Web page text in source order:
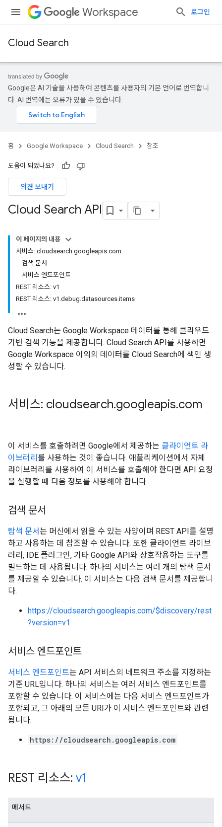
Workspace 로그인
Cloud Search
Google은 AI 기술을 사용하여 콘텐츠를 사용자의 기본 언어로 번역합니
다. AI 번역에는 오류가 있을 수 있습니다.
홈 Google Workspace Cloud Search 참조
도움이 되었나요?
의견 보내기
Cloud Search API
이 페이지의 내용
서비스: cloudsearch.googleapis.com
검색 문서
서비스 엔드포인트
REST 리소스: v1
REST 리소스: v1.debug.datasources.items
Cloud Search는 Google Workspace 데이터를 통해 클라우드
기반 검색 기능을 제공합니다. Cloud Search API를 사용하면
Google Workspace 이외의 데이터를 Cloud Search에 색인 생
성할 수 있습니다.
서비스: cloudsearch.googleapis.com
이 서비스를 호출하려면 Google에서 제공하는 클라이언트 라
이브러리 를 사용하는 것이 좋습니다. 애플리케이션에서 자체
라이브러리를 사용하여 이 서비스를 호출해야 한다면 API 요청
을 실행할 때 다음 정보를 사용해야 합니다.
검색 문서
탐색 문서는 머신에서 읽을 수 있는 사양이며 REST API를 설명
하고 사용하는 데 참조할 수 있습니다. 또한 클라이언트 라이브
러리, IDE 플러그인, 기타 Google API와 상호작용하는 도구를
빌드하는 데 사용됩니다. 하나의 서비스는 여러 개의 탐색 문서
를 제공할 수 있습니다. 이 서비스는 다음 검색 문서를 제공합니
다.
https://cloudsearch.googleapis.com/$discovery/rest
?version=v1
서비스 엔드포인트
서비스 엔드포인트는 API 서비스의 네트워크 주소를 지정하는
기준 URL입니다. 하나의 서비스는 여러 서비스 엔드포인트를
포함할 수 있습니다. 이 서비스에는 다음 서비스 엔드포인트가
포함되고, 그 아래의 모든 URI가 이 서비스 엔드포인트와 관련
됩니다.
https://cloudsearch.googleapis.com
REST 리소스: v1
메서드